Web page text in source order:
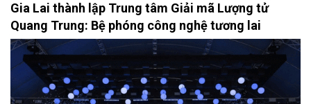
Gia Lai thành lập Trung tâm Giải mã Lượng tử
Quang Trung: Bệ phóng công nghệ tương lai